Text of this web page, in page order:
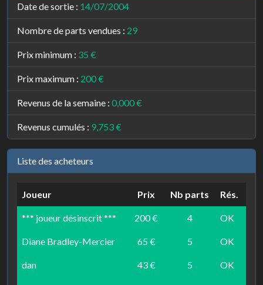
Date de sortie : 14/07/2004
Nombre de parts vendues : 29
Prix minimum : 35 €
Prix maximum : 200 €
Revenus de la semaine : 0,000 €
Revenus cumulés : 9,753 €
Liste des acheteurs
Joueur Prix Nb parts Rés.
*** joueur désinscrit *** 200 € 4 OK
Diane Bradley-Mercier 65 € 5 OK
dan 43 € 5 OK